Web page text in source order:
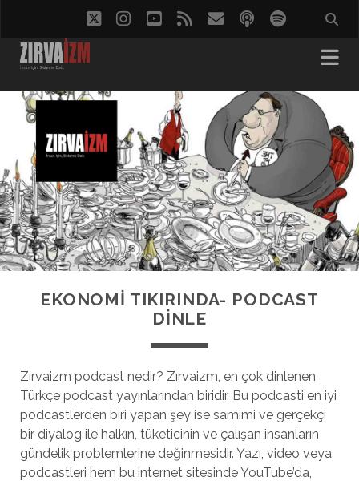
twitterinstagram
youtube
rss epostapodcastspotify
EKONOMİ TIKIRINDA- PODCAST
DINLE
Zırvaizm podcast nedir? Zırvaizm, en çok dinlenen
Türkçe podcast yayınlarından biridir. Bu podcasti en iyi
podcastlerden biri yapan şey ise samimi ve gerçekçi
bir diyalog ile halkın, tüketicinin ve çalışan insanların
gündelik problemlerine değinmesidir. Yazı, video veya
podcastleri hem bu internet sitesinde YouTube’da,